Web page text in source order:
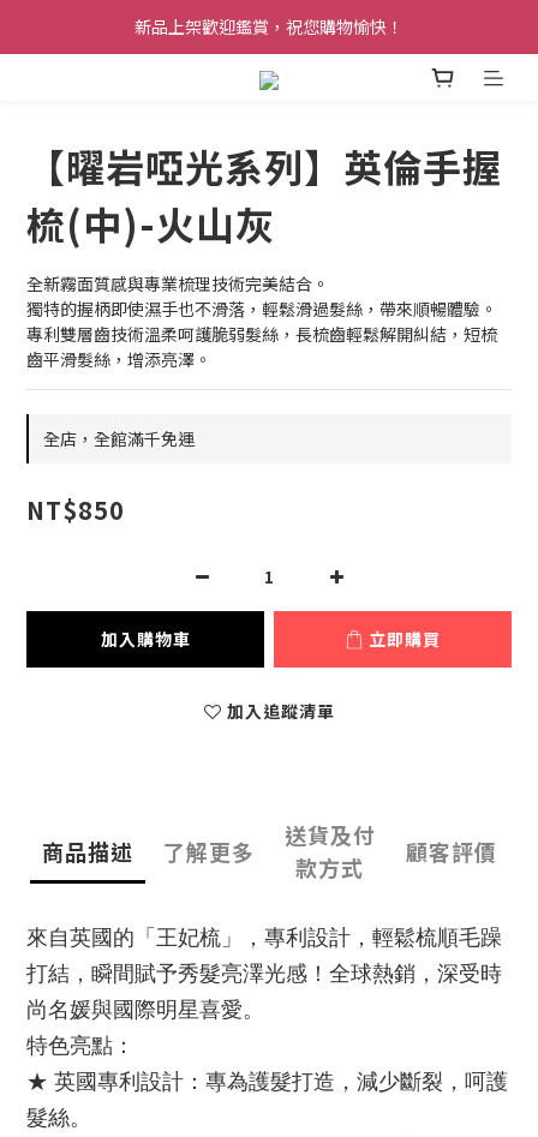
新品上架歡迎鑑賞，祝您購物愉快！
【曜岩啞光系列】英倫手握
梳(中)-火山灰
全新霧面質感與專業梳理技術完美結合。
獨特的握柄即使濕手也不滑落，輕鬆滑過髮絲，帶來順暢體驗。
專利雙層齒技術溫柔呵護脆弱髮絲，長梳齒輕鬆解開糾結，短梳
齒平滑髮絲，增添亮澤。
全店，全館滿千免運
NT$850
加入購物車 立即購買
加入追蹤清單
商品描述 了解更多
送貨及付
款方式
顧客評價
來自英國的「王妃梳」，專利設計，輕鬆梳順毛躁
打結，瞬間賦予秀髮亮澤光感！全球熱銷，深受時
尚名媛與國際明星喜愛。
特色亮點：
★ 英國專利設計：專為護髮打造，減少斷裂，呵護
髮絲。